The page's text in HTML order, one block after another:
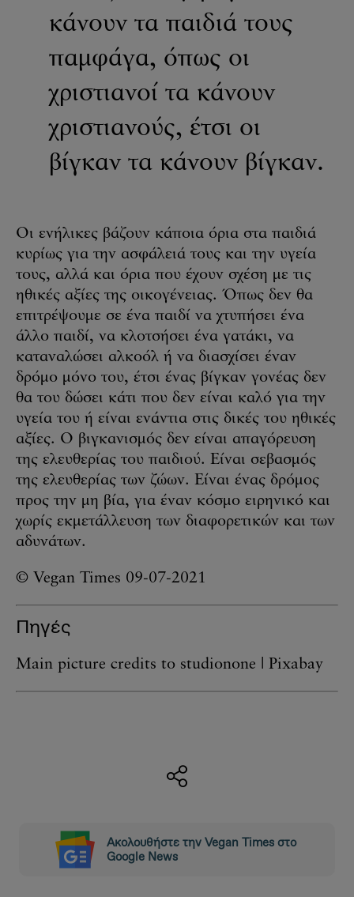
κάνουν τα παιδιά τους
παμφάγα, όπως οι
χριστιανοί τα κάνουν
χριστιανούς, έτσι οι
βίγκαν τα κάνουν βίγκαν.
Οι ενήλικες βάζουν κάποια όρια στα παιδιά
κυρίως για την ασφάλειά τους και την υγεία
τους, αλλά και όρια που έχουν σχέση με τις
ηθικές αξίες της οικογένειας. Όπως δεν θα
επιτρέψουμε σε ένα παιδί να χτυπήσει ένα
άλλο παιδί, να κλοτσήσει ένα γατάκι, να
καταναλώσει αλκοόλ ή να διασχίσει έναν
δρόμο μόνο του, έτσι ένας βίγκαν γονέας δεν
θα του δώσει κάτι που δεν είναι καλό για την
υγεία του ή είναι ενάντια στις δικές του ηθικές
αξίες. Ο βιγκανισμός δεν είναι απαγόρευση
της ελευθερίας του παιδιού. Είναι σεβασμός
της ελευθερίας των ζώων. Είναι ένας δρόμος
προς την μη βία, για έναν κόσμο ειρηνικό και
χωρίς εκμετάλλευση των διαφορετικών και των
αδυνάτων.
© Vegan Times 09-07-2021
Πηγές
Main picture credits to studionone | Pixabay
Ακολουθήστε την Vegan Times στο
Google News